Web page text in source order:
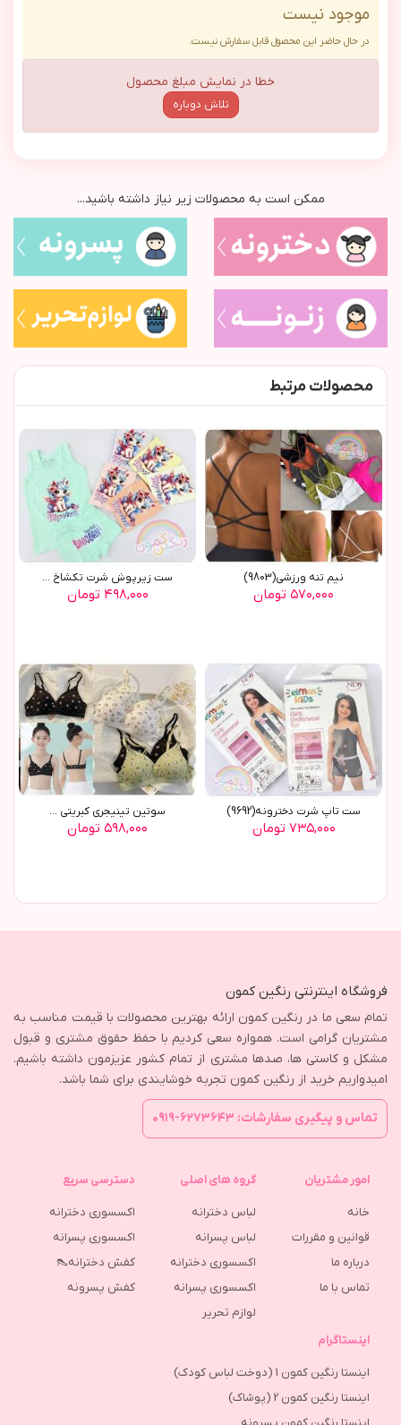
موجود نیست
در حال حاضر این محصول قابل سفارش نیست.
خطا در نمایش مبلغ محصول
تلاش دوباره
ممکن است به محصولات زیر نیاز داشته باشید...
محصولات مرتبط
نیم تنه ورزشی(9803)
۵۷۰,۰۰۰ تومان
ست زیرپوش شرت تکشاخ ...
۴۹۸,۰۰۰ تومان
ست تاپ شرت دخترونه(9692)
۷۳۵,۰۰۰ تومان
سوتین تینیجری کبریتی ...
۵۹۸,۰۰۰ تومان
فروشگاه اینترنتی رنگین کمون
تمام سعی ما در رنگین کمون ارائه بهترین محصولات با قیمت مناسب به
مشتریان گرامی است. همواره سعی کردیم با حفظ حقوق مشتری و قبول
مشکل و کاستی ها، صدها مشتری از تمام کشور عزیزمون داشته باشیم.
امیدواریم خرید از رنگین کمون تجربه خوشایندی برای شما باشد.
تماس و پیگیری سفارشات: ۶۲۷۳۶۴۳-۰۹۱۹
امور مشتریان
خانه
قوانین و مقررات
درباره ما
تماس با ما
گروه های اصلی
لباس دخترانه
لباس پسرانه
اکسسوری دخترانه
اکسسوری پسرانه
لوازم تحریر
دسترسی سریع
اکسسوری دخترانه
اکسسوری پسرانه
کفش دخترانه👠
كفش پسرونه
اینستاگرام
اینستا رنگین کمون 1 (دوخت لباس کودک)
اینستا رنگین کمون 2 (پوشاک)